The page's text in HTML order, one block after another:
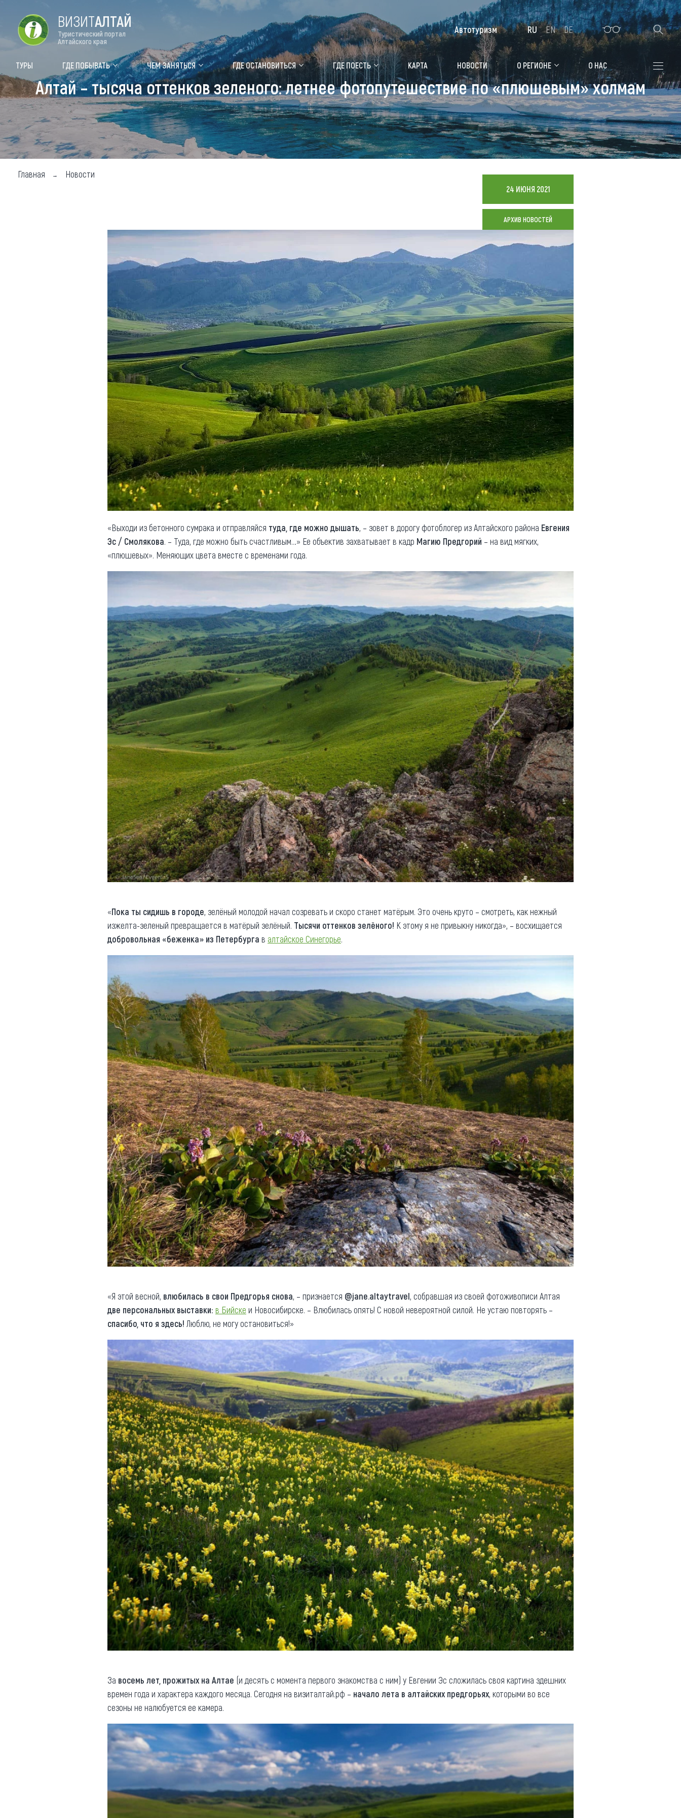
Цветение маральника Медицинский форум Алтайская зимовка
Туры Где побывать
Объекты природы
Объекты истории и культуры
Объекты развлечений
Чем заняться
Календарь событий
Аудиогид
Мой маршрут
Где остановиться
Санатории
Гостиницы, отели
Коттеджи, базы
Сельские усадьбы
Мотели, придорожные отели
Новости
Что привезти (сувениры)
Общая информация
Как добраться
Люди, прославившие Алтай
Карты и буклеты
Коллекция впечатлений
Видеогалерея
Фотогалерея
Другие рубрики
Реестр туроператоров
Реестр туристических
агентств Алтайского края
Обращения граждан
Противодействие коррупции
ВИЗИТАЛТАЙ
Туристический портал
Алтайского края
ТУРЫ ГДЕ ПОБЫВАТЬ ЧЕМ ЗАНЯТЬСЯ ГДЕ ОСТАНОВИТЬСЯ ГДЕ ПОЕСТЬ КАРТА НОВОСТИ О РЕГИОНЕ О НАС
Автотуризм RU EN DE
Алтай – тысяча оттенков зеленого: летнее фотопутешествие по «плюшевым» холмам
Главная Новости
24 ИЮНЯ 2021
АРХИВ НОВОСТЕЙ
«Выходи из бетонного сумрака и отправляйся туда, где можно дышать, – зовет в дорогу фотоблогер из Алтайского района Евгения
Эс / Смолякова. – Туда, где можно быть счастливым…» Ее объектив захватывает в кадр Магию Предгорий – на вид мягких,
«плюшевых». Меняющих цвета вместе с временами года.
«Пока ты сидишь в городе, зелёный молодой начал созревать и скоро станет матёрым. Это очень круто – смотреть, как нежный
изжелта-зеленый превращается в матёрый зелёный. Тысячи оттенков зелёного! К этому я не привыкну никогда», – восхищается
добровольная «беженка» из Петербурга в алтайское Синегорье.
«Я этой весной, влюбилась в свои Предгорья снова, – признается @jane.altaytravel, собравшая из своей фотоживописи Алтая
две персональных выставки: в Бийске и Новосибирске. – Влюбилась опять! С новой невероятной силой. Не устаю повторять –
спасибо, что я здесь! Люблю, не могу остановиться!»
За восемь лет, прожитых на Алтае (и десять с момента первого знакомства с ним) у Евгении Эс сложилась своя картина здешних
времен года и характера каждого месяца. Сегодня на визиталтай.рф – начало лета в алтайских предгорьях, которыми во все
сезоны не налюбуется ее камера.